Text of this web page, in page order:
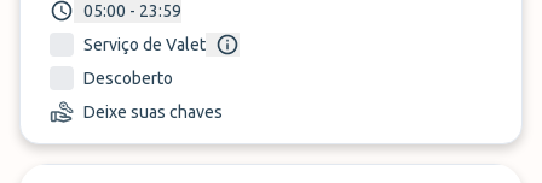
05:00 - 23:59
Serviço de Valet
Descoberto
Deixe suas chaves